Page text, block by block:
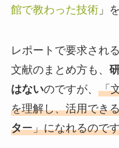
館で教わった技術」
レポートで要求され
文献のまとめ方も、
はないのですが、 「
を理解し、活用でき
ター」になれるので